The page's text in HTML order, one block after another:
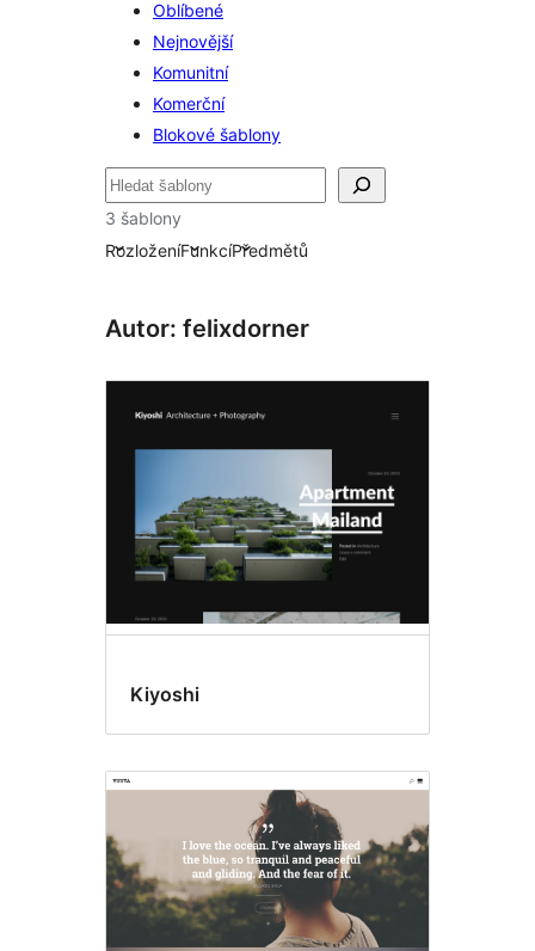
Oblíbené
Nejnovější
Komunitní
Komerční
Blokové šablony
Hledat
3 šablony
RozloženíFunkcíPředmětů
Autor: felixdorner
Kiyoshi